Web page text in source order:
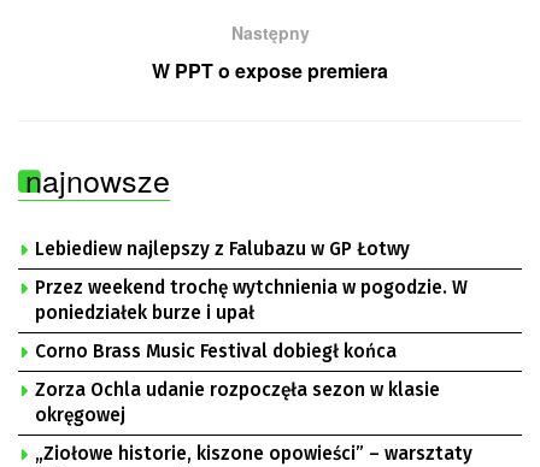
Następny
W PPT o expose premiera
najnowsze
Lebiediew najlepszy z Falubazu w GP Łotwy
Przez weekend trochę wytchnienia w pogodzie. W
poniedziałek burze i upał
Corno Brass Music Festival dobiegł końca
Zorza Ochla udanie rozpoczęła sezon w klasie
okręgowej
„Ziołowe historie, kiszone opowieści” – warsztaty